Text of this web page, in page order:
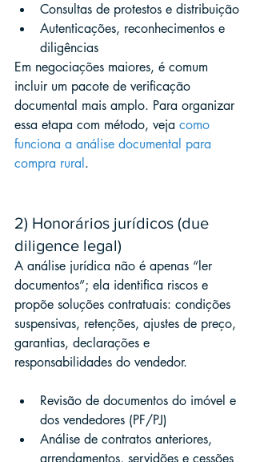
Consultas de protestos e distribuição
Autenticações, reconhecimentos e
diligências
Em negociações maiores, é comum
incluir um pacote de verificação
documental mais amplo. Para organizar
essa etapa com método, veja como
funciona a análise documental para
compra rural .
2) Honorários jurídicos (due
diligence legal)
A análise jurídica não é apenas “ler
documentos”; ela identifica riscos e
propõe soluções contratuais: condições
suspensivas, retenções, ajustes de preço,
garantias, declarações e
responsabilidades do vendedor.
Revisão de documentos do imóvel e
dos vendedores (PF/PJ)
Análise de contratos anteriores,
arrendamentos, servidões e cessões